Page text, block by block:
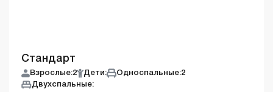
Стандарт
Взрослые:2 Дети: Односпальные:2
Двухспальные: